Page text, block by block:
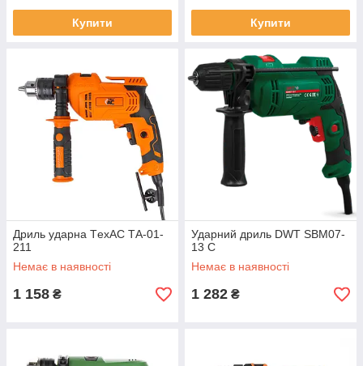
Купити Купити
Дриль ударна TехAC ТА-01-
211
Немає в наявності
1 158 ₴
Ударний дриль DWT SBM07-
13 C
Немає в наявності
1 282 ₴